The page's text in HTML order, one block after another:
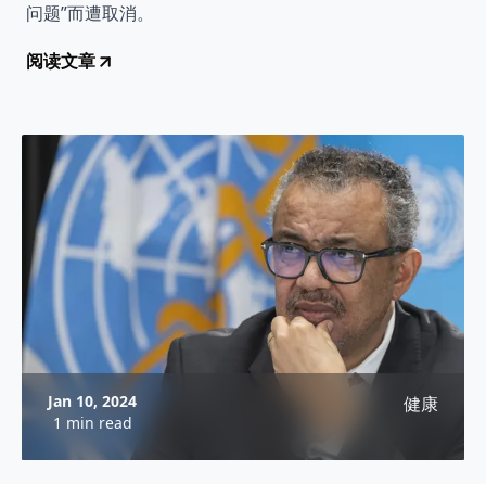
问题”而遭取消。
阅读文章
Jan 10, 2024
1 min read
健康